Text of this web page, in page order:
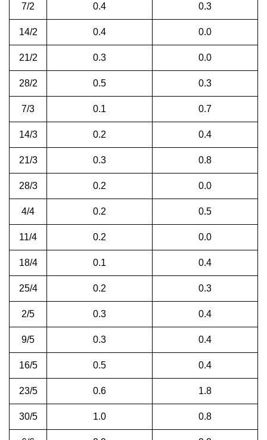
7/2 0.4 0.3
14/2 0.4 0.0
21/2 0.3 0.0
28/2 0.5 0.3
7/3 0.1 0.7
14/3 0.2 0.4
21/3 0.3 0.8
28/3 0.2 0.0
4/4 0.2 0.5
11/4 0.2 0.0
18/4 0.1 0.4
25/4 0.2 0.3
2/5 0.3 0.4
9/5 0.3 0.4
16/5 0.5 0.4
23/5 0.6 1.8
30/5 1.0 0.8